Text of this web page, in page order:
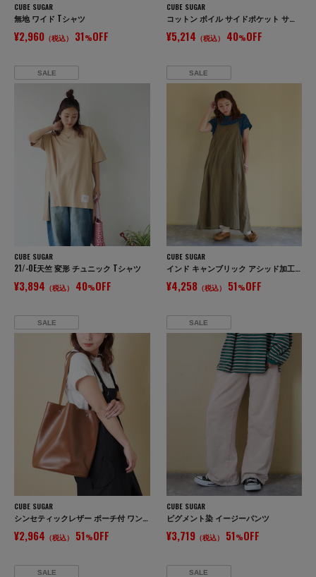
CUBE SUGAR
無地 ワイド Tシャツ
¥2,960 （税込） 31%OFF
CUBE SUGAR
コットン ボイル サイドポケット サロペット パンツ
¥5,214 （税込） 40%OFF
SALE
CUBE SUGAR
21/-OE天竺 変形 チュニック Tシャツ
¥3,894 （税込） 40%OFF
SALE
CUBE SUGAR
インド キャンブリック アシッド加工 キャミワンピース
¥4,258（税込） 51%OFF
SALE
CUBE SUGAR
シンセティックレザー ポーチ付 ワンショルダー バッグ
¥2,964 （税込） 51%OFF
SALE
CUBE SUGAR
ピグメント染 イージーパンツ
¥3,719（税込） 51%OFF
SALE SALE